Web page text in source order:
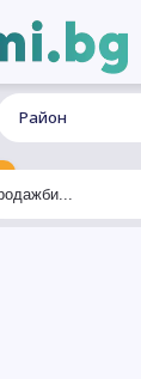
Район